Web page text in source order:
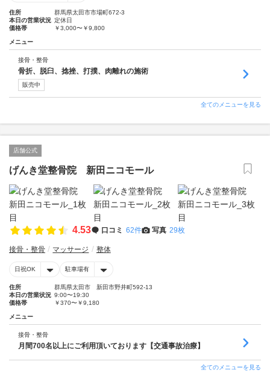
住所
群馬県太田市市場町672-3
本日の営業状況 定休日
価格帯
￥3,000〜￥9,800
メニュー
接骨・整骨
骨折、脱臼、捻挫、打撲、肉離れの施術
販売中
全てのメニューを見る
店舗公式
げんき堂整骨院 新田ニコモール
4.53 口コミ 62件 写真 29枚
接骨・整骨 マッサージ 整体
日祝OK 駐車場有
住所
群馬県太田市 新田市野井町592-13
本日の営業状況 9:00〜19:30
価格帯
￥370〜￥9,180
メニュー
接骨・整骨
月間700名以上にご利用頂いております【交通事故治療】
全てのメニューを見る